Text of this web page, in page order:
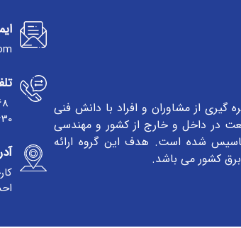
از مشاوران و افراد با دانش فنی
در داخل و خارج از کشور و مهندسی
شده است. هدف این گروه ارائه
کشور می باشد.